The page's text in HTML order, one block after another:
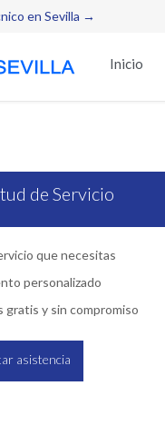
en Sevilla →
Inicio
de Servicio
que necesitas
personalizado
gratis y sin compromiso
asistencia